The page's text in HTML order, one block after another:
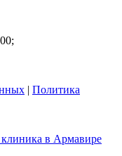
| Политика